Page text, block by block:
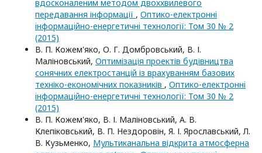
вдосконаленим методом двоххвилевого
передавання інформації , Оптико-електроннi
iнформацiйно-енергетичнi технологiї: Том 30 № 2
(2015)
В. П. Кожем'яко, О. Г. Домбровський, В. І.
Маліновський, Оптимізація проектів будівництва
сонячних електростанцій із врахуванням базових
техніко-економічних показників , Оптико-електроннi
iнформацiйно-енергетичнi технологiї: Том 30 № 2
(2015)
В. П. Кожем'яко, В. І. Маліновський, А. В.
Клепіковський, В. П. Нездоровін, Я. І. Ярославський, Л.
В. Кузьменко, Мультиканальна відкрита атмосферна